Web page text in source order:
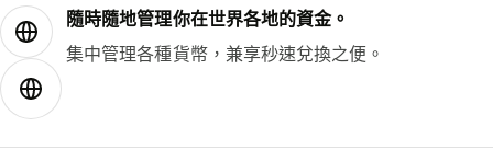
隨時隨地管理你在世界各地的資金。
集中管理各種貨幣，兼享秒速兌換之便。